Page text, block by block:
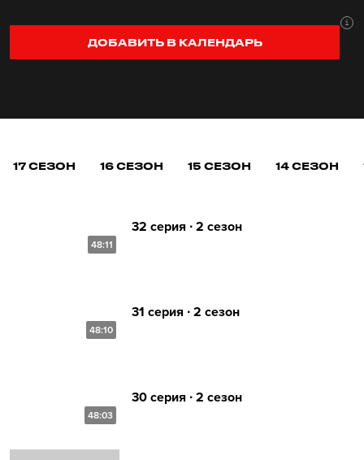
ДОБАВИТЬ В КАЛЕНДАРЬ
17 СЕЗОН 16 СЕЗОН 15 СЕЗОН 14 СЕЗОН
48:11
32 серия ∙ 2 сезон
48:10
31 серия ∙ 2 сезон
48:03
30 серия ∙ 2 сезон